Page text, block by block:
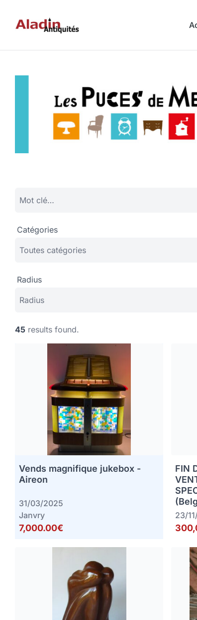
Catégories
Radius
45 results found.
Vends magnifique jukebox -
Aireon
31/03/2025
Janvry
7,000.00€
FIN
23/